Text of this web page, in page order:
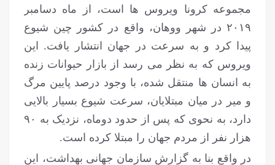
مجموعه کرونا ویروس ها است، از ماه دسامبر
۲۰۱۹ در شهر ووهان، واقع در کشور چین شیوع
پیدا کرد و به سرعت در جهان انتشار یافت. این
ویروس که به نظر می رسد از بازار حیوانات زنده
به انسان ها منتقل شده، با وجود درصد پایین مرگ
و میر در میان مبتلایان، سرعت شیوع بسیار بالایی
دارد، به نحوی که پس از حدود دو‌ماه، نزدیک به ۹۰
هزار نفر از مردم جهان را مبتلا کرده است.
در واقع بنا به گزارش سازمان جهانی بهداشت، این